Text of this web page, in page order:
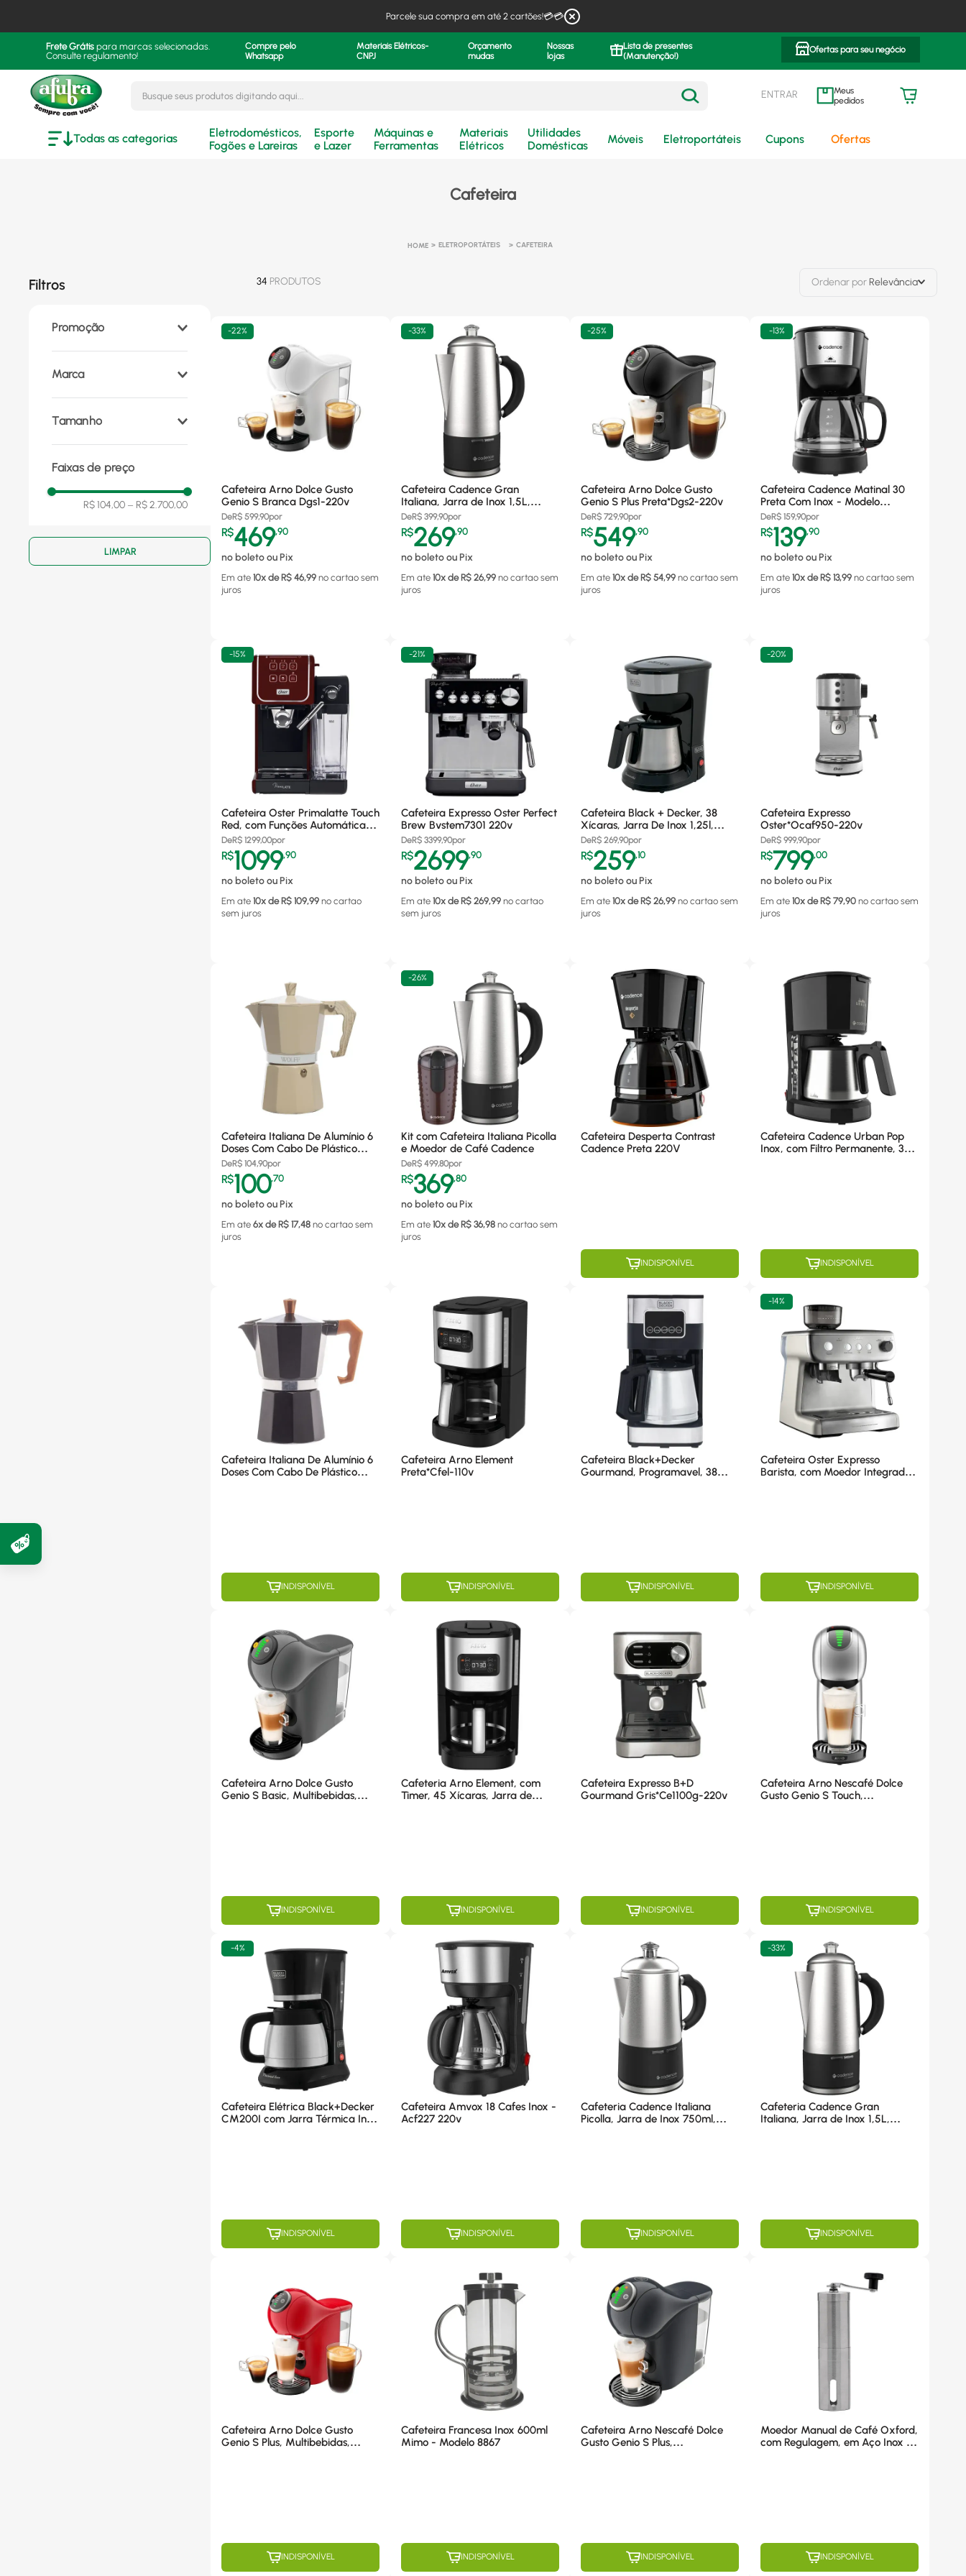
Parcele sua compra em até 2 cartões!💳💳
Frete Grátis para marcas selecionadas.
Consulte regulamento!
Compre pelo
Whatsapp
Materiais Elétricos-
CNPJ
Orçamento
mudas
Nossas
lojas
Lista de presentes
(Manutenção!)
Ofertas para seu negócio
ENTRAR meus pedidos
Todas as categorias
Eletrodomésticos,
Fogões e Lareiras
Esporte
e Lazer
Máquinas e
Ferramentas
Materiais
Elétricos
Utilidades
Domésticas
Móveis Eletroportáteis Cupons Ofertas
Cafeteira
ELETROPORTÁTEIS CAFETEIRA
Filtros
Promoção
Marca
Arno (8
Wolff (2)
Mimo Style
Tamanho
Faixas de preço
R$ 104,00 – R$ 2.700,00
34 PRODUTOS Ordenar porRelevância
-22%
Cafeteira Arno Dolce Gusto
Genio S Branca Dgs1-220v
DeR$ 599,90por
R$469,90
no boleto ou Pix
Em ate 10x de R$ 46,99 no cartao sem
juros
-33%
Cafeteira Cadence Gran
Italiana, Jarra de Inox 1,5L,
900W - CAF120 220V
DeR$ 399,90por
R$269,90
no boleto ou Pix
Em ate 10x de R$ 26,99 no cartao sem
juros
-25%
Cafeteira Arno Dolce Gusto
Genio S Plus Preta*Dgs2-220v
DeR$ 729,90por
R$549,90
no boleto ou Pix
Em ate 10x de R$ 54,99 no cartao sem
juros
-13%
Cafeteira Cadence Matinal 30
Preta Com Inox - Modelo
Caf620, 220v
DeR$ 159,90por
R$139,90
no boleto ou Pix
Em ate 10x de R$ 13,99 no cartao sem
juros
-15%
Cafeteira Oster Primalatte Touch
Red, com Funções Automáticas,
1050W, Vermelha -
BVSTEM6801R 220V
DeR$ 1299,00por
R$1099,90
no boleto ou Pix
Em ate 10x de R$ 109,99 no cartao
sem juros
-21%
Cafeteira Expresso Oster Perfect
Brew Bvstem7301 220v
DeR$ 3399,90por
R$2699,90
no boleto ou Pix
Em ate 10x de R$ 269,99 no cartao
sem juros
Cafeteira Black + Decker, 38
Xícaras, Jarra De Inox 1,25l,
850w, Preta - Cm38 220v
DeR$ 269,90por
R$259,10
no boleto ou Pix
Em ate 10x de R$ 26,99 no cartao sem
juros
-20%
Cafeteira Expresso
Oster*Ocaf950-220v
DeR$ 999,90por
R$799,00
no boleto ou Pix
Em ate 10x de R$ 79,90 no cartao sem
juros
Cafeteira Italiana De Alumínio 6
Doses Com Cabo De Plástico
Bege Wolff - Modelo 20629
DeR$ 104,90por
R$100,70
no boleto ou Pix
Em ate 6x de R$ 17,48 no cartao sem
juros
-26%
Kit com Cafeteira Italiana Picolla
e Moedor de Café Cadence
DeR$ 499,80por
R$369,80
no boleto ou Pix
Em ate 10x de R$ 36,98 no cartao sem
juros
Cafeteira Desperta Contrast
Cadence Preta 220V
INDISPONÍVEL
Cafeteira Cadence Urban Pop
Inox, com Filtro Permanente, 30
INDISPONÍVEL
Cafeteira Italiana De Alumínio 6
Doses Com Cabo De Plástico
INDISPONÍVEL
Cafeteira Arno Element
Preta*Cfel-110v
INDISPONÍVEL
Cafeteira Black+Decker
Gourmand, Programavel, 38
INDISPONÍVEL
-14%
Cafeteira Oster Expresso
Barista, com Moedor Integrado,
INDISPONÍVEL
Cafeteira Arno Dolce Gusto
Genio S Basic, Multibebidas,
INDISPONÍVEL
Cafeteria Arno Element, com
Timer, 45 Xícaras, Jarra de
INDISPONÍVEL
Cafeteira Expresso B+D
Gourmand Gris*Ce1100g-220v
INDISPONÍVEL
Cafeteira Arno Nescafé Dolce
Gusto Genio S Touch,
INDISPONÍVEL
-4%
Cafeteira Elétrica Black+Decker
CM200I com Jarra Térmica Inox
INDISPONÍVEL
Cafeteira Amvox 18 Cafes Inox -
Acf227 220v
INDISPONÍVEL
Cafeteria Cadence Italiana
Picolla, Jarra de Inox 750ml,
INDISPONÍVEL
-33%
Cafeteria Cadence Gran
Italiana, Jarra de Inox 1,5L,
INDISPONÍVEL
Cafeteira Arno Dolce Gusto
Genio S Plus, Multibebidas,
INDISPONÍVEL
Cafeteira Francesa Inox 600ml
Mimo - Modelo 8867
INDISPONÍVEL
Cafeteira Arno Nescafé Dolce
Gusto Genio S Plus,
INDISPONÍVEL
Moedor Manual de Café Oxford,
com Regulagem, em Aço Inox -
INDISPONÍVEL